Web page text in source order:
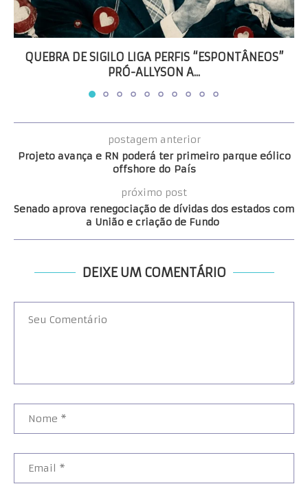
QUEBRA DE SIGILO LIGA PERFIS “ESPONTÂNEOS”
PRÓ-ALLYSON A...
postagem anterior
Projeto avança e RN poderá ter primeiro parque eólico
offshore do País
próximo post
Senado aprova renegociação de dívidas dos estados com
a União e criação de Fundo
DEIXE UM COMENTÁRIO